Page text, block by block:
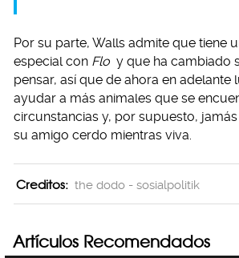
Por su parte, Walls admite que tiene
especial con Flo y que ha cambiado
pensar, así que de ahora en adelante
ayudar a más animales que se
circunstancias y, por supuesto,
su amigo cerdo mientras viva.
Creditos: the dodo - sosialpolitik
Artículos Recomendados